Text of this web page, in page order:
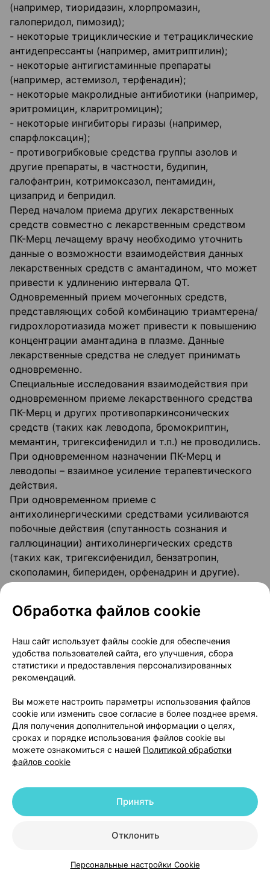
КаталогКорзинаИзбранноеПрофиль
(например, тиоридазин, хлорпромазин,
галоперидол, пимозид);
- некоторые трициклические и тетрациклические
антидепрессанты (например, амитриптилин);
- некоторые антигистаминные препараты
(например, астемизол, терфенадин);
- некоторые макролидные антибиотики (например,
эритромицин, кларитромицин);
- некоторые ингибиторы гиразы (например,
спарфлоксацин);
- противогрибковые средства группы азолов и
другие препараты, в частности, будипин,
галофантрин, котримоксазол, пентамидин,
цизаприд и бепридил.
Перед началом приема других лекарственных
средств совместно с лекарственным средством
ПК-Мерц лечащему врачу необходимо уточнить
данные о возможности взаимодействия данных
лекарственных средств с амантадином, что может
привести к удлинению интервала QT.
Одновременный прием мочегонных средств,
представляющих собой комбинацию триамтерена/
гидрохлоротиазида может привести к повышению
концентрации амантадина в плазме. Данные
лекарственные средства не следует принимать
одновременно.
Специальные исследования взаимодействия при
одновременном приеме лекарственного средства
ПК-Мерц и других противопаркинсонических
средств (таких как леводопа, бромокриптин,
мемантин, тригексифенидил и т.п.) не проводились.
При одновременном назначении ПК-Мерц и
леводопы – взаимное усиление терапевтического
действия.
При одновременном приеме с
антихолинергическими средствами усиливаются
побочные действия (спутанность сознания и
галлюцинации) антихолинергических средств
(таких как, тригексифенидил, бензатропин,
скополамин, бипериден, орфенадрин и другие).
Мемантин может усиливать действие и побочные
поэтому одновременного применения с
Средства, стимулирующие центральную нервную
систему, симпатомиметики, этанол усиливают
побочные эффекты амантадина. Амантадин
Применение в период беременности или
кормления грудью
В исследованиях на животных обнаружено
амантадина. Данные о применении амантадина у
беременных женщин недостаточны.
Потенциальный риск для человека неизвестен.
Амантадин противопоказано принимать
планируют беременность. Если амантадин
Обработка файлов cookie
Наш сайт использует файлы cookie для обеспечения
удобства пользователей сайта, его улучшения, сбора
статистики и предоставления персонализированных
рекомендаций.
Вы можете настроить параметры использования файлов
cookie или изменить свое согласие в более позднее время.
Для получения дополнительной информации о целях,
сроках и порядке использования файлов cookie вы
можете ознакомиться с нашей Политикой обработки
файлов cookie
Отклонить
Принять
Персональные настройки Cookie